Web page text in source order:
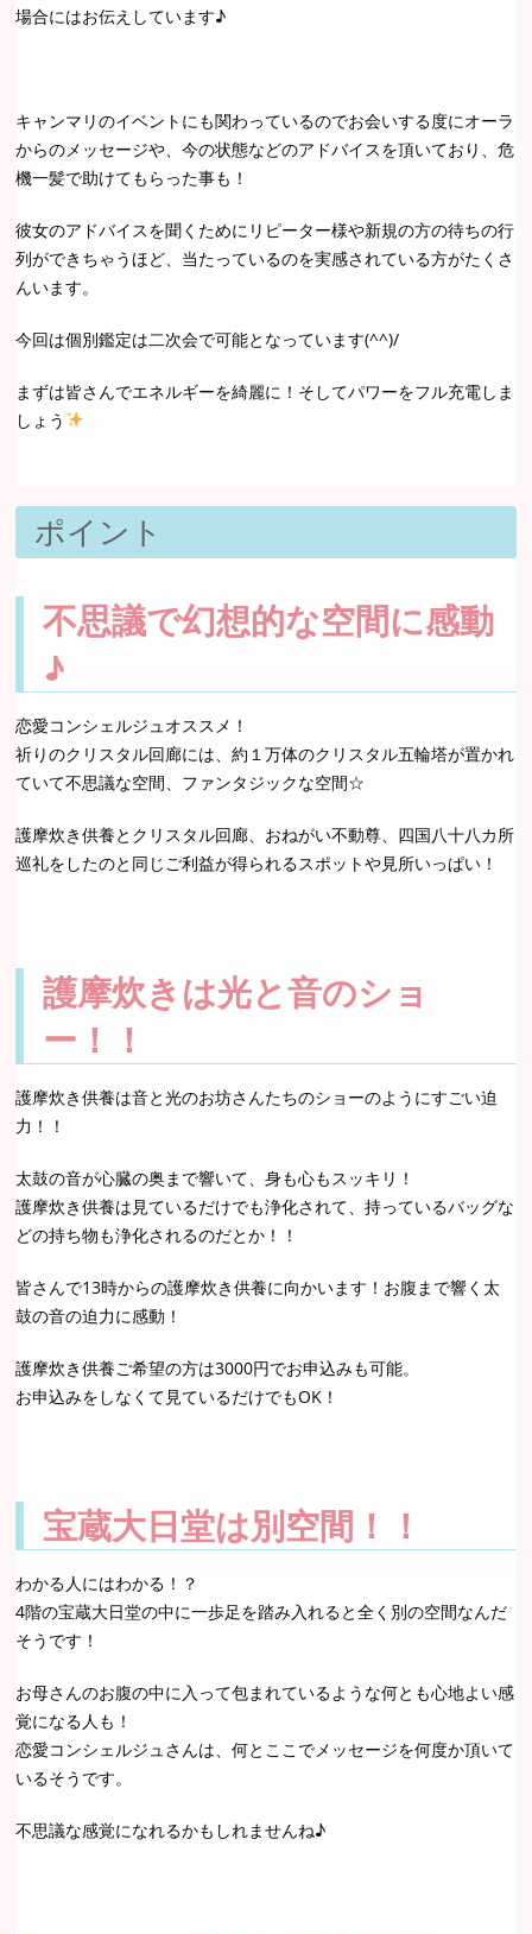
場合にはお伝えしています♪
キャンマリのイベントにも関わっているのでお会いする度にオーラ
からのメッセージや、今の状態などのアドバイスを頂いており、危
機一髪で助けてもらった事も！
彼女のアドバイスを聞くためにリピーター様や新規の方の待ちの行
列ができちゃうほど、当たっているのを実感されている方がたくさ
んいます。
今回は個別鑑定は二次会で可能となっています(^^)/
まずは皆さんでエネルギーを綺麗に！そしてパワーをフル充電しま
しょう
ポイント
不思議で幻想的な空間に感動
♪
恋愛コンシェルジュオススメ！
祈りのクリスタル回廊には、約１万体のクリスタル五輪塔が置かれ
ていて不思議な空間、ファンタジックな空間☆
護摩炊き供養とクリスタル回廊、おねがい不動尊、四国八十八カ所
巡礼をしたのと同じご利益が得られるスポットや見所いっぱい！
護摩炊きは光と音のショ
ー！！
護摩炊き供養は音と光のお坊さんたちのショーのようにすごい迫
力！！
太鼓の音が心臓の奥まで響いて、身も心もスッキリ！
護摩炊き供養は見ているだけでも浄化されて、持っているバッグな
どの持ち物も浄化されるのだとか！！
皆さんで13時からの護摩炊き供養に向かいます！お腹まで響く太
鼓の音の迫力に感動！
護摩炊き供養ご希望の方は3000円でお申込みも可能。
お申込みをしなくて見ているだけでもOK！
宝蔵大日堂は別空間！！
わかる人にはわかる！？
4階の宝蔵大日堂の中に一歩足を踏み入れると全く別の空間なんだ
そうです！
お母さんのお腹の中に入って包まれているような何とも心地よい感
覚になる人も！
恋愛コンシェルジュさんは、何とここでメッセージを何度か頂いて
いるそうです。
不思議な感覚になれるかもしれませんね♪